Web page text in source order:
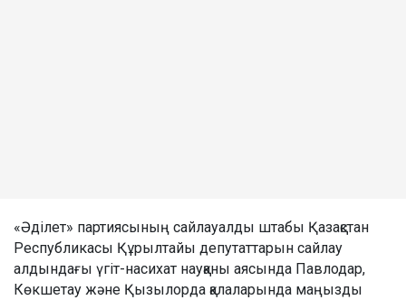
«Әділет» партиясының сайлауалды штабы Қазақстан
Республикасы Құрылтайы депутаттарын сайлау
алдындағы үгіт-насихат науқаны аясында Павлодар,
Көкшетау және Қызылорда қалаларында маңызды